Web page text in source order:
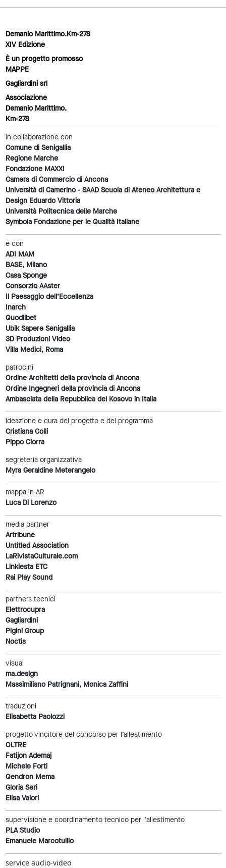
Demanio Marittimo.Km-278
XIV Edizione
È un progetto promosso
MAPPE
Gagliardini srl
Associazione
Demanio Marittimo.
Km-278
in collaborazione con
Comune di Senigallia
Regione Marche
Fondazione MAXXI
Camera di Commercio di Ancona
Università di Camerino - SAAD Scuola di Ateneo Architettura e
Design Eduardo Vittoria
Università Politecnica delle Marche
Symbola Fondazione per le Qualità Italiane
e con
ADI MAM
BASE, Milano
Casa Sponge
Consorzio AAster
Il Paesaggio dell’Eccellenza
Inarch
Quodlibet
Ubik Sapere Senigallia
3D Produzioni Video
Villa Medici, Roma
patrocini
Ordine Architetti della provincia di Ancona
Ordine Ingegneri della provincia di Ancona
Ambasciata della Repubblica del Kosovo in Italia
ideazione e cura del progetto e del programma
Cristiana Colli
Pippo Ciorra
segreteria organizzativa
Myra Geraldine Meterangelo
mappa in AR
Luca Di Lorenzo
media partner
Artribune
Untitled Association
LaRivistaCulturale.com
Linkiesta ETC
Rai Play Sound
partners tecnici
Elettrocupra
Gagliardini
Pigini Group
Noctis
visual
ma.design
Massimiliano Patrignani, Monica Zaffini
traduzioni
Elisabetta Paolozzi
progetto vincitore del concorso per l’allestimento
OLTRE
Fatijon Ademaj
Michele Forti
Qendron Mema
Gloria Seri
Elisa Valori
supervisione e coordinamento tecnico per l’allestimento
PLA Studio
Emanuele Marcotullio
service audio-video